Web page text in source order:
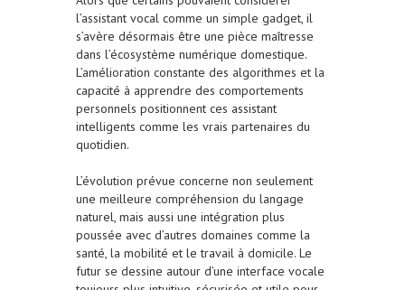
l’assistant vocal comme un simple gadget, il
s’avère désormais être une pièce maîtresse
dans l’écosystème numérique domestique.
L’amélioration constante des algorithmes et la
capacité à apprendre des comportements
personnels positionnent ces assistant
intelligents comme les vrais partenaires du
quotidien.
L’évolution prévue concerne non seulement
une meilleure compréhension du langage
naturel, mais aussi une intégration plus
poussée avec d’autres domaines comme la
santé, la mobilité et le travail à domicile. Le
futur se dessine autour d’une interface vocale